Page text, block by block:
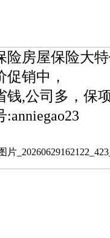
险房屋保险大
促销中，
钱,公司多，
:anniegao23